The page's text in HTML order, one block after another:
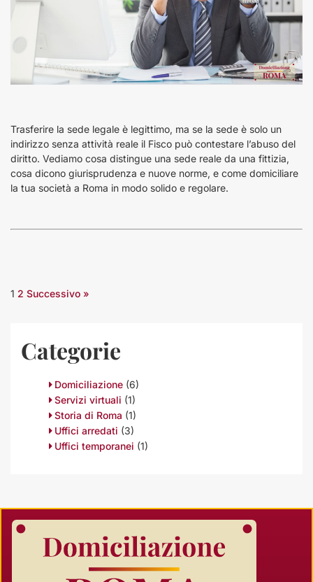
Trasferire la sede legale è legittimo, ma se la sede è solo un
indirizzo senza attività reale il Fisco può contestare l’abuso del
diritto. Vediamo cosa distingue una sede reale da una fittizia,
cosa dicono giurisprudenza e nuove norme, e come domiciliare
la tua società a Roma in modo solido e regolare.
1 2 Successivo »
Categorie
Domiciliazione (6)
Servizi virtuali (1)
Storia di Roma (1)
Uffici arredati (3)
Uffici temporanei (1)